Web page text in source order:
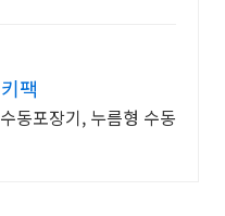
팩
동포장기, 누름형 수동